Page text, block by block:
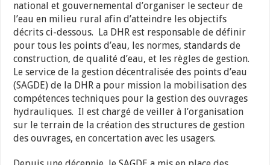
national et gouvernemental d’organiser le secteur de
l’eau en milieu rural afin d’atteindre les objectifs
décrits ci-dessous. La DHR est responsable de définir
pour tous les points d’eau, les normes, standards de
construction, de qualité d’eau, et les règles de gestion.
Le service de la gestion décentralisée des points d’eau
(SAGDE) de la DHR a pour mission la mobilisation des
compétences techniques pour la gestion des ouvrages
hydrauliques. Il est chargé de veiller à l’organisation
sur le terrain de la création des structures de gestion
des ouvrages, en concertation avec les usagers.